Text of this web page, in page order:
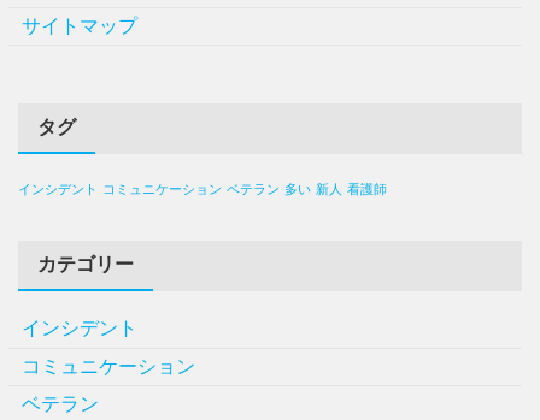
サイトマップ
タグ
インシデント コミュニケーション ベテラン 多い 新人 看護師
カテゴリー
インシデント
コミュニケーション
ベテラン